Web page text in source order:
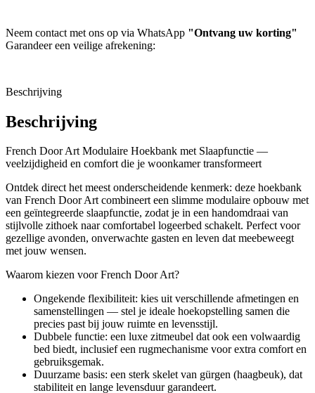
Neem contact met ons op via WhatsApp "Ontvang uw korting"
Garandeer een veilige afrekening:
Beschrijving
Beschrijving
French Door Art Modulaire Hoekbank met Slaapfunctie —
veelzijdigheid en comfort die je woonkamer transformeert
Ontdek direct het meest onderscheidende kenmerk: deze hoekbank
van French Door Art combineert een slimme modulaire opbouw met
een geïntegreerde slaapfunctie, zodat je in een handomdraai van
stijlvolle zithoek naar comfortabel logeerbed schakelt. Perfect voor
gezellige avonden, onverwachte gasten en leven dat meebeweegt
met jouw wensen.
Waarom kiezen voor French Door Art?
Ongekende flexibiliteit: kies uit verschillende afmetingen en
samenstellingen — stel je ideale hoekopstelling samen die
precies past bij jouw ruimte en levensstijl.
Dubbele functie: een luxe zitmeubel dat ook een volwaardig
bed biedt, inclusief een rugmechanisme voor extra comfort en
gebruiksgemak.
Duurzame basis: een sterk skelet van gürgen (haagbeuk), dat
stabiliteit en lange levensduur garandeert.